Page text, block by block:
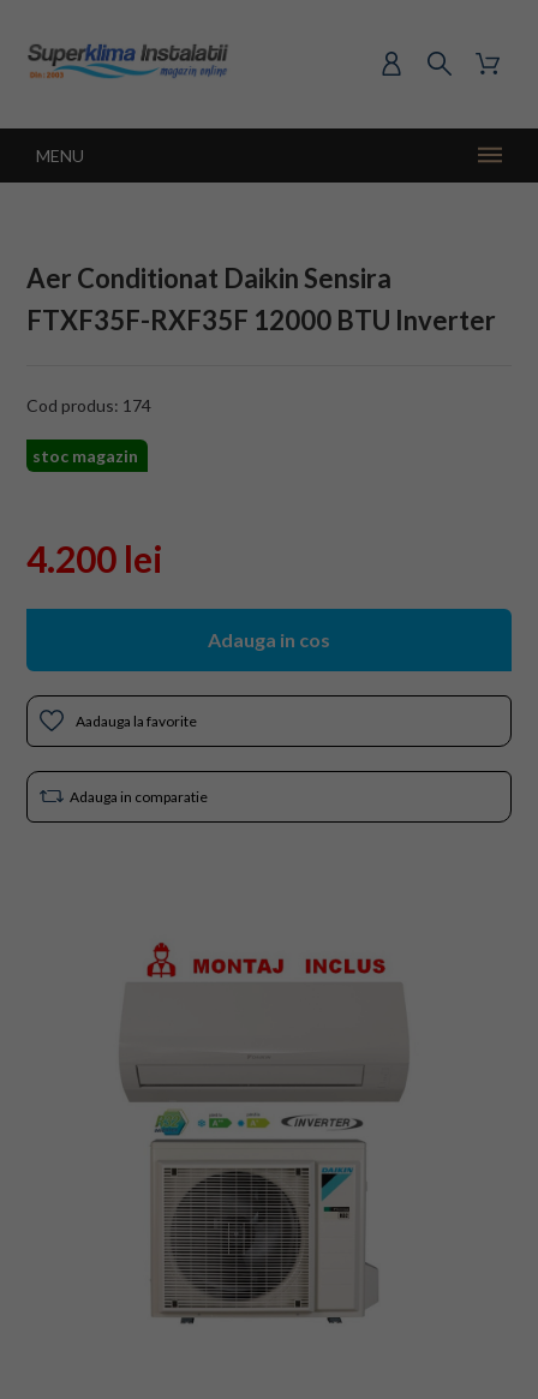
MENU
Aer Conditionat Daikin Sensira
FTXF35F-RXF35F 12000 BTU Inverter
Cod produs: 174
stoc magazin
4.200 lei
Adauga in cos
Aadauga la favorite
Adauga in comparatie